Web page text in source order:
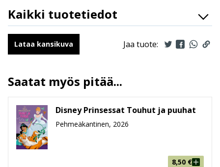
Kaikki tuotetiedot
ISBN
9789523348561
Kuvittajat
Teresa Bellon
Kääntäjät
ALV
13.5 %
Sivumäärä
10
Koko
leveys x korkeus x paksuus
191 mm * 189 mm * 18 mm
Paino
Ikäryhmä
Lataa kansikuva Jaa tuote:
Saatat myös pitää...
Disney Prinsessat Touhut ja puuhat
Pehmeäkantinen, 2026
8,50 €